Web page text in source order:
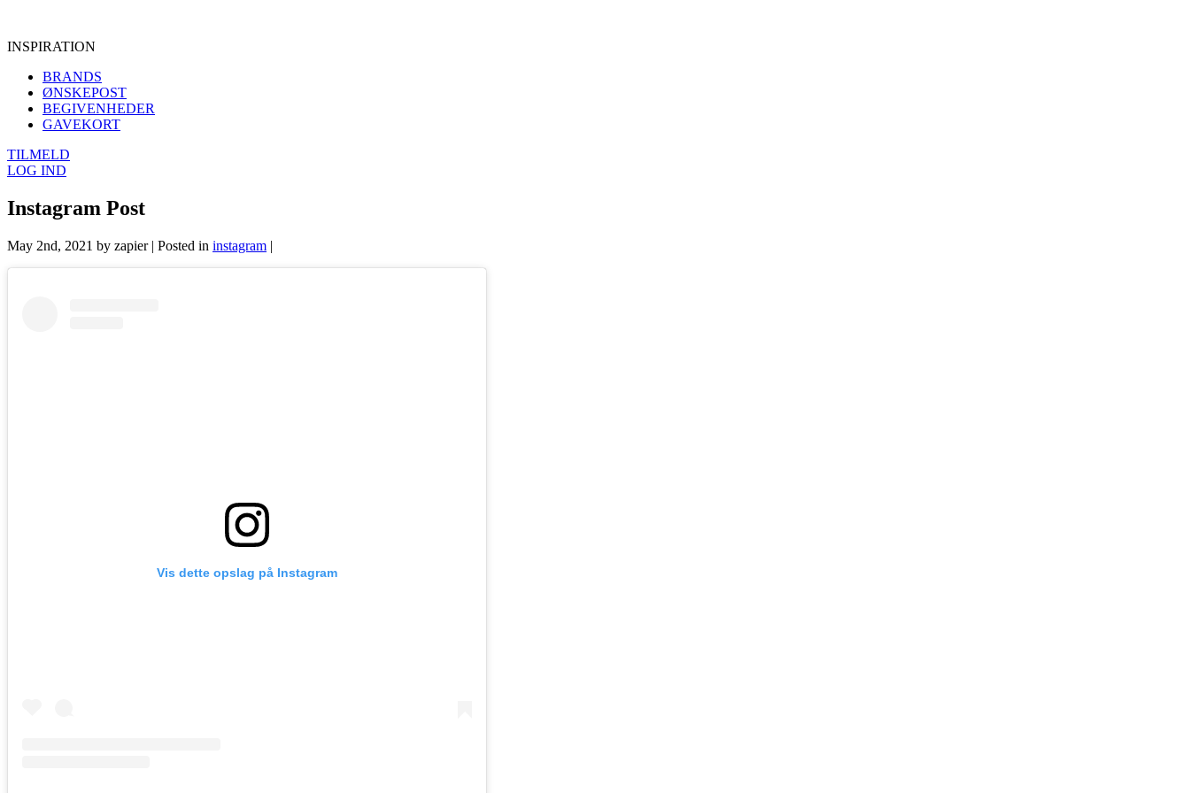
INSPIRATION
BRANDS
ØNSKEPOST
BEGIVENHEDER
GAVEKORT
TILMELD
LOG IND
Instagram Post
May 2nd, 2021 by zapier | Posted in instagram |
Vis dette opslag på Instagram